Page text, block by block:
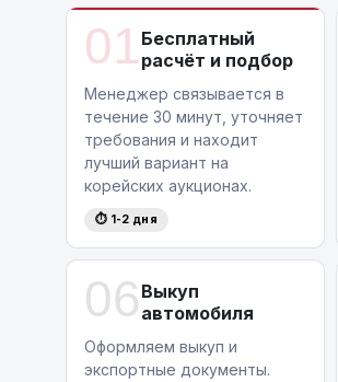
01 Бесплатный
расчёт и подбор
Менеджер связывается в
течение 30 минут, уточняет
требования и находит
лучший вариант на
корейских аукционах.
⏱ 1-2 дня
06 Выкуп
автомобиля
Оформляем выкуп и
экспортные документы.